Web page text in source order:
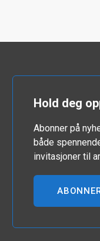
Hold deg
Abonner på
både
invitasjoner til